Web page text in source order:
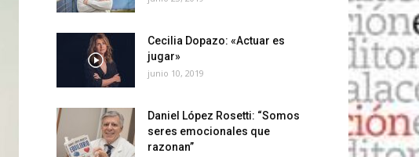
Cecilia Dopazo: «Actuar es
jugar»
junio 10, 2019
Daniel López Rosetti: “Somos
seres emocionales que
razonan”